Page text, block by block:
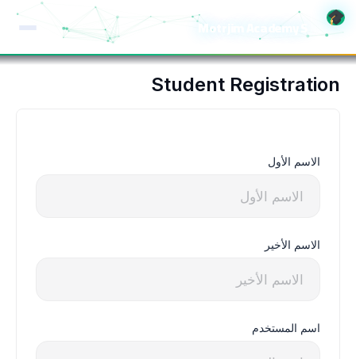
Motrjim Academy S
تخطي
إلى
المحتوى
Student Registration
الاسم الأول
الاسم الأخير
اسم المستخدم